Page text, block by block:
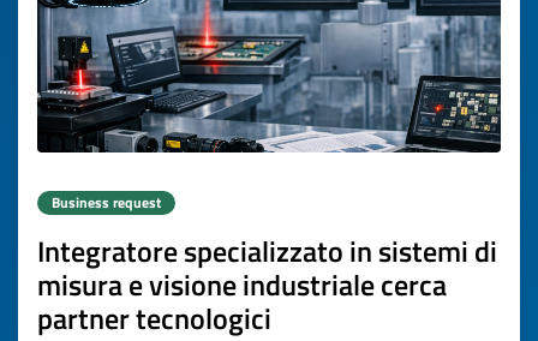
Business request
Integratore specializzato in sistemi di
misura e visione industriale cerca
partner tecnologici